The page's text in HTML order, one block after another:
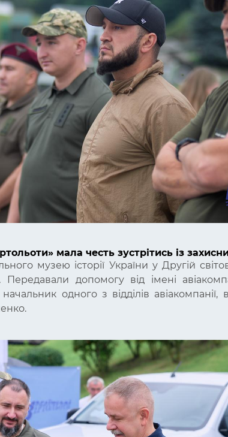
мала честь зустрітись із
музею історії України у Другій
допомогу від імені
одного з відділів авіакомпанії,